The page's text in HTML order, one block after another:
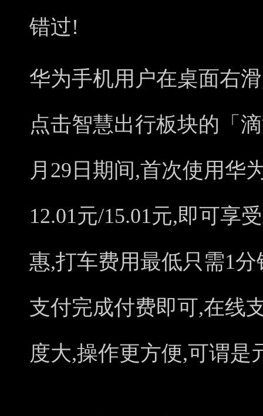
错过!
华为手机用户在桌面右
点击智慧出行板块的「
月29日期间,首次使用华
12.01元/15.01元,即可享
惠,打车费用最低只需1
支付完成付费即可,在线
度大,操作更方便,可谓